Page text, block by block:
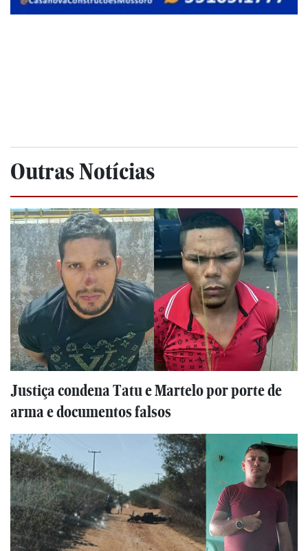
Outras Notícias
Justiça condena Tatu e Martelo por porte de
arma e documentos falsos